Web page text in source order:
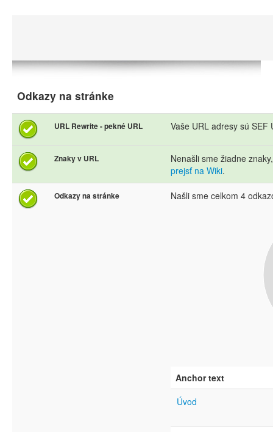
Odkazy na stránke
URL Rewrite - pekné URL Vaše URL adresy sú
Znaky v URL
Nenašli sme žiadne
prejsť na Wiki.
Odkazy na stránke Našli sme celkom 4
Anchor text
Úvod